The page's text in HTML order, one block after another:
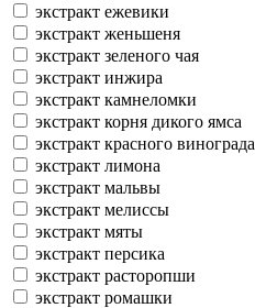
экстракт ежевики
экстракт женьшеня
экстракт зеленого чая
экстракт инжира
экстракт камнеломки
экстракт корня дикого ямса
экстракт красного винограда
экстракт лимона
экстракт мальвы
экстракт мелиссы
экстракт мяты
экстракт персика
экстракт расторопши
экстракт ромашки